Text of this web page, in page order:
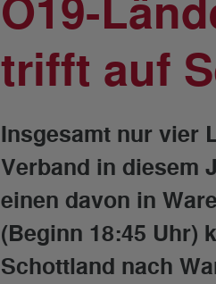
O19-
trifft auf
Insgesamt nur vier
Verband in diesem
einen davon in
(Beginn 18:45 Uhr)
Schottland nach